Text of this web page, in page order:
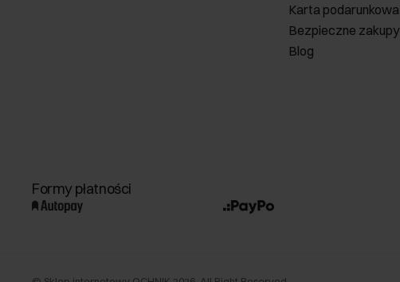
Karta podarunkowa
Bezpieczne zakupy
Blog
Formy płatności